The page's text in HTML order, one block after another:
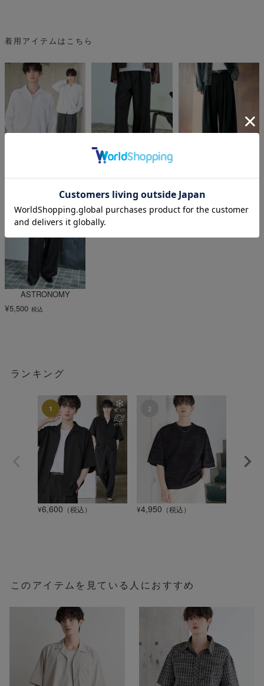
着用アイテムはこちら
¥9,900 税込
ASTRONOMY
¥5,940 税込 ¥4,950 税込
ASTRONOMY
¥5,500 税込
ランキング
¥6,600 （税込） ¥4,950 （税込）
このアイテムを見ている人におすすめ